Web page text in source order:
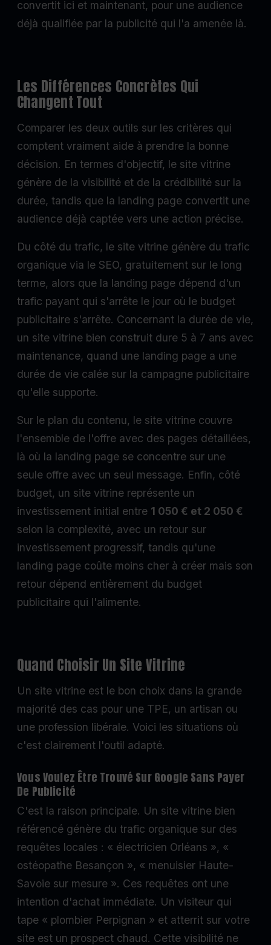
convertit ici et maintenant, pour une audience
déjà qualifiée par la publicité qui l'a amenée là.
Les Différences Concrètes Qui
Changent Tout
Comparer les deux outils sur les critères qui
comptent vraiment aide à prendre la bonne
décision. En termes d'objectif, le site vitrine
génère de la visibilité et de la crédibilité sur la
durée, tandis que la landing page convertit une
audience déjà captée vers une action précise.
Du côté du trafic, le site vitrine génère du trafic
organique via le SEO, gratuitement sur le long
terme, alors que la landing page dépend d'un
trafic payant qui s'arrête le jour où le budget
publicitaire s'arrête. Concernant la durée de vie,
un site vitrine bien construit dure 5 à 7 ans avec
maintenance, quand une landing page a une
durée de vie calée sur la campagne publicitaire
qu'elle supporte.
Sur le plan du contenu, le site vitrine couvre
l'ensemble de l'offre avec des pages détaillées,
là où la landing page se concentre sur une
seule offre avec un seul message. Enfin, côté
budget, un site vitrine représente un
investissement initial entre 1 050 € et 2 050 €
selon la complexité, avec un retour sur
investissement progressif, tandis qu'une
landing page coûte moins cher à créer mais son
retour dépend entièrement du budget
publicitaire qui l'alimente.
Quand Choisir Un Site Vitrine
Un site vitrine est le bon choix dans la grande
majorité des cas pour une TPE, un artisan ou
une profession libérale. Voici les situations où
c'est clairement l'outil adapté.
Vous Voulez Être Trouvé Sur Google Sans Payer
De Publicité
C'est la raison principale. Un site vitrine bien
référencé génère du trafic organique sur des
requêtes locales : « électricien Orléans », «
ostéopathe Besançon », « menuisier Haute-
Savoie sur mesure ». Ces requêtes ont une
intention d'achat immédiate. Un visiteur qui
tape « plombier Perpignan » et atterrit sur votre
site est un prospect chaud. Cette visibilité ne